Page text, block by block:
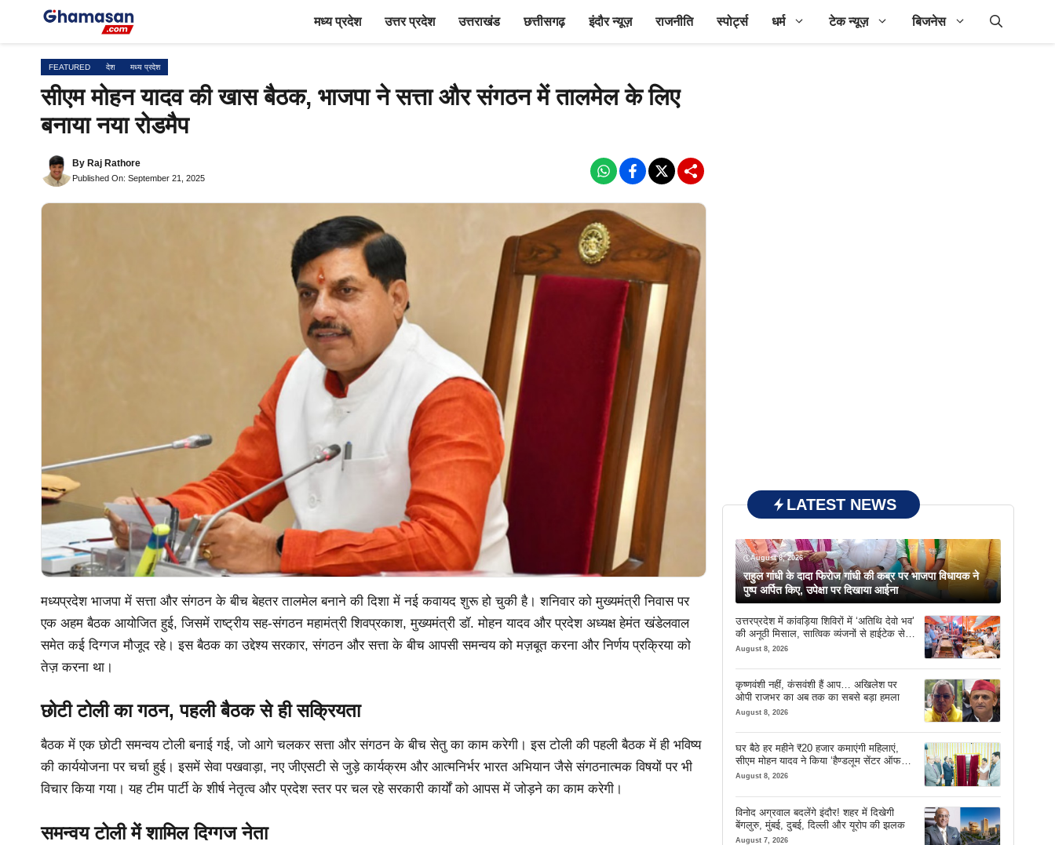
मध्य प्रदेश उत्तर प्रदेश उत्तराखंड छत्तीसगढ़ इंदौर न्यूज़ राजनीति स्पोर्ट्स धर्म टेक न्यूज़ बिजनेस
FEATURED देश मध्य प्रदेश
सीएम मोहन यादव की खास बैठक, भाजपा ने सत्ता और संगठन में तालमेल के लिए
बनाया नया रोडमैप
By Raj Rathore
Published On: September 21, 2025
मध्यप्रदेश भाजपा में सत्ता और संगठन के बीच बेहतर तालमेल बनाने की दिशा में नई कवायद शुरू हो चुकी है। शनिवार को मुख्यमंत्री निवास पर
एक अहम बैठक आयोजित हुई, जिसमें राष्ट्रीय सह-संगठन महामंत्री शिवप्रकाश, मुख्यमंत्री डॉ. मोहन यादव और प्रदेश अध्यक्ष हेमंत खंडेलवाल
समेत कई दिग्गज मौजूद रहे। इस बैठक का उद्देश्य सरकार, संगठन और सत्ता के बीच आपसी समन्वय को मज़बूत करना और निर्णय प्रक्रिया को
तेज़ करना था।
छोटी टोली का गठन, पहली बैठक से ही सक्रियता
बैठक में एक छोटी समन्वय टोली बनाई गई, जो आगे चलकर सत्ता और संगठन के बीच सेतु का काम करेगी। इस टोली की पहली बैठक में ही भविष्य
की कार्ययोजना पर चर्चा हुई। इसमें सेवा पखवाड़ा, नए जीएसटी से जुड़े कार्यक्रम और आत्मनिर्भर भारत अभियान जैसे संगठनात्मक विषयों पर भी
विचार किया गया। यह टीम पार्टी के शीर्ष नेतृत्व और प्रदेश स्तर पर चल रहे सरकारी कार्यों को आपस में जोड़ने का काम करेगी।
समन्वय टोली में शामिल दिग्गज नेता
LATEST NEWS
August 8, 2026
राहुल गांधी के दादा फिरोज गांधी की कब्र पर भाजपा विधायक ने
पुष्प अर्पित किए, उपेक्षा पर दिखाया आईना
उत्तरप्रदेश में कांवड़िया शिविरों में ‘अतिथि देवो भव’
की अनूठी मिसाल, सात्विक व्यंजनों से हाईटेक सेवा
तक खास इंतजाम
August 8, 2026
कृष्णवंशी नहीं, कंसवंशी हैं आप… अखिलेश पर
ओपी राजभर का अब तक का सबसे बड़ा हमला
August 8, 2026
घर बैठे हर महीने ₹20 हजार कमाएंगी महिलाएं,
सीएम मोहन यादव ने किया ‘हैण्डलूम सेंटर ऑफ
एक्सीलेंस’ का शुभारंभ
August 8, 2026
विनोद अग्रवाल बदलेंगे इंदौर! शहर में दिखेगी
बेंगलुरु, मुंबई, दुबई, दिल्ली और यूरोप की झलक
August 7, 2026